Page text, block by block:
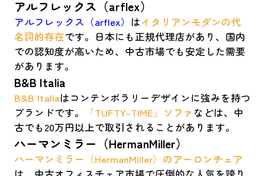
アルフレックス（arflex）
アルフレックス（arflex） はイタリアンモダンの代
名詞的存在です。日本にも正規代理店があり、国内
での認知度が高いため、中古市場でも安定した需要
があります。
B&B Italia
B&B Italiaはコンテンポラリーデザインに強みを持つ
ブランドです。
「TUFTY-TIME」ソファ などは、中
古でも20万円以上で取引されることがあります。
ハーマンミラー（HermanMiller）
ハーマンミラー（HermanMiller）のアーロンチェア